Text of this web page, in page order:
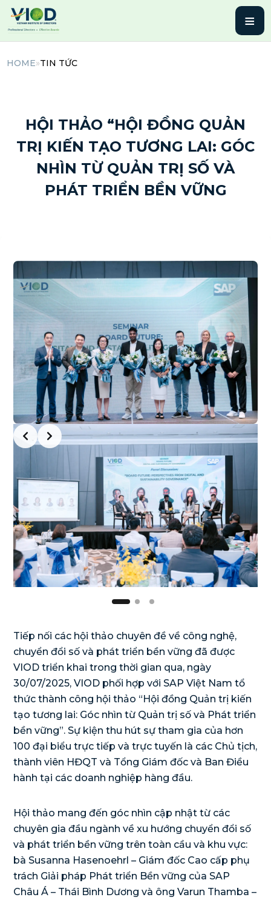
≡
HOME»TIN TỨC
HỘI THẢO “HỘI ĐỒNG QUẢN
TRỊ KIẾN TẠO TƯƠNG LAI: GÓC
NHÌN TỪ QUẢN TRỊ SỐ VÀ
PHÁT TRIỂN BỀN VỮNG
Tiếp nối các hội thảo chuyên đề về công nghệ,
chuyển đổi số và phát triển bền vững đã được
VIOD triển khai trong thời gian qua, ngày
30/07/2025, VIOD phối hợp với SAP Việt Nam tổ
thức thành công hội thảo “Hội đồng Quản trị kiến
tạo tương lai: Góc nhìn từ Quản trị số và Phát triển
bền vững”. Sự kiện thu hút sự tham gia của hơn
100 đại biểu trực tiếp và trực tuyến là các Chủ tịch,
thành viên HĐQT và Tổng Giám đốc và Ban Điều
hành tại các doanh nghiệp hàng đầu.
Hội thảo mang đến góc nhìn cập nhật từ các
chuyên gia đầu ngành về xu hướng chuyển đổi số
và phát triển bền vững trên toàn cầu và khu vực:
bà Susanna Hasenoehrl – Giám đốc Cao cấp phụ
trách Giải pháp Phát triển Bền vững của SAP
Châu Á – Thái Bình Dương và ông Varun Thamba –